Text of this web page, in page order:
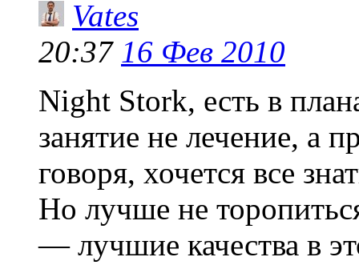
Vates
20:37 16 Фев 2010
Night Stork, есть в
занятие не лечение, а
говоря, хочется все
Но лучше не
— лучшие качества в